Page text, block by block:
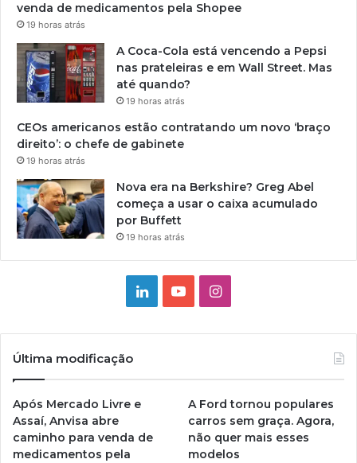
venda de medicamentos pela Shopee
19 horas atrás
A Coca-Cola está vencendo a Pepsi
nas prateleiras e em Wall Street. Mas
até quando?
19 horas atrás
CEOs americanos estão contratando um novo ‘braço
direito’: o chefe de gabinete
19 horas atrás
Nova era na Berkshire? Greg Abel
começa a usar o caixa acumulado
por Buffett
19 horas atrás
LinkedinYouTubeInstagram
Última modificação
Após Mercado Livre e
Assaí, Anvisa abre
caminho para venda de
medicamentos pela
A Ford tornou populares
carros sem graça. Agora,
não quer mais esses
modelos